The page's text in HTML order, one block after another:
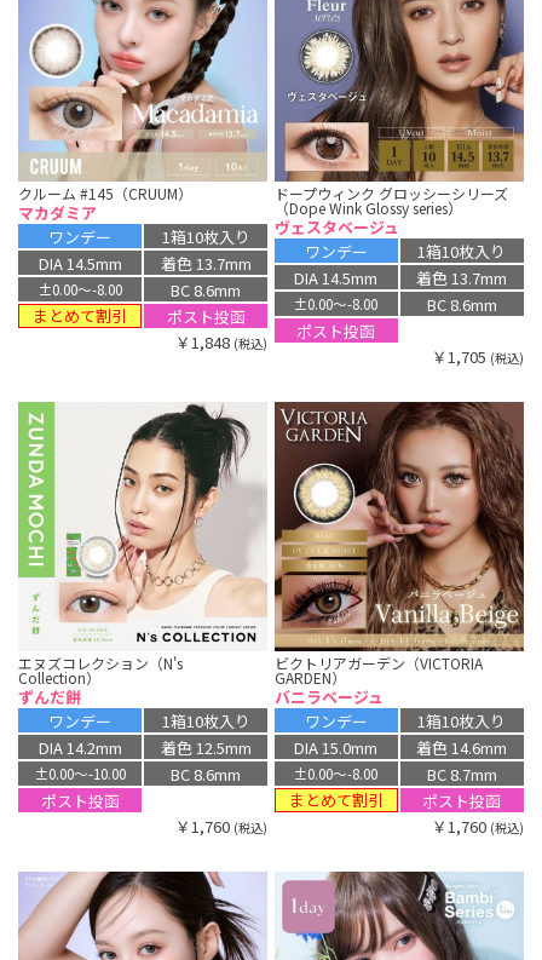
クルーム #145（CRUUM）
マカダミア
ワンデー
1箱10枚入り
DIA 14.5mm
着色 13.7mm
±0.00〜-8.00
BC 8.6mm
まとめて割引
ポスト投函
￥1,848 (税込)
ドープウィンク グロッシーシリーズ
（Dope Wink Glossy series）
ヴェスタベージュ
ワンデー
1箱10枚入り
DIA 14.5mm
着色 13.7mm
±0.00〜-8.00
BC 8.6mm
ポスト投函
￥1,705 (税込)
エヌズコレクション（N's
Collection）
ずんだ餅
ワンデー
1箱10枚入り
DIA 14.2mm
着色 12.5mm
±0.00〜-10.00
BC 8.6mm
ポスト投函
￥1,760 (税込)
ビクトリアガーデン（VICTORIA
GARDEN）
バニラベージュ
ワンデー
1箱10枚入り
DIA 15.0mm
着色 14.6mm
±0.00〜-8.00
BC 8.7mm
まとめて割引
ポスト投函
￥1,760 (税込)